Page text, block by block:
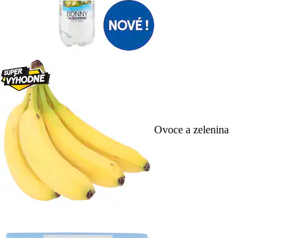
Ovoce a zelenina